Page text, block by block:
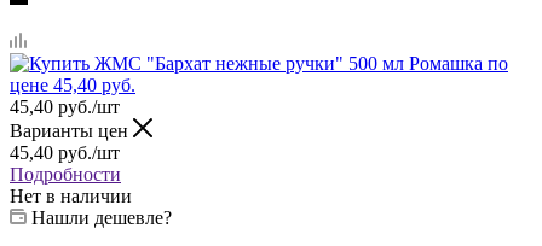
45,40 руб./шт
Варианты цен
45,40 руб./шт
Подробности
Нет в наличии
Нашли дешевле?